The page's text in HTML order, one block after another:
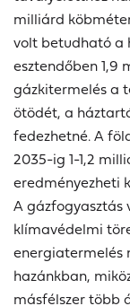
milliárd
volt betudható a
esztendőben
gázkitermelés a
ötödét, a
fedezhetné.A
2035-ig 1-1,2
eredményezheti
A gázfogyasztás
klímavédelmi
energiatermelés
hazánkban,
másfélszer több